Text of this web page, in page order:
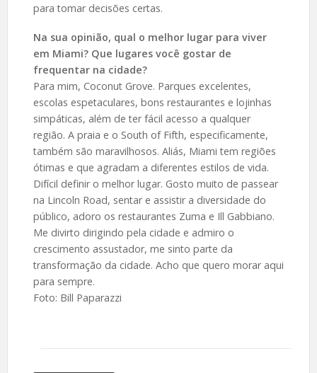
para tomar decisões certas.
Na sua opinião, qual o melhor lugar para viver
em Miami? Que lugares você gostar de
frequentar na cidade?
Para mim, Coconut Grove. Parques excelentes,
escolas espetaculares, bons restaurantes e lojinhas
simpáticas, além de ter fácil acesso a qualquer
região. A praia e o South of Fifth, especificamente,
também são maravilhosos. Aliás, Miami tem regiões
ótimas e que agradam a diferentes estilos de vida.
Difícil definir o melhor lugar. Gosto muito de passear
na Lincoln Road, sentar e assistir a diversidade do
público, adoro os restaurantes Zuma e Ill Gabbiano.
Me divirto dirigindo pela cidade e admiro o
crescimento assustador, me sinto parte da
transformação da cidade. Acho que quero morar aqui
para sempre.
Foto: Bill Paparazzi